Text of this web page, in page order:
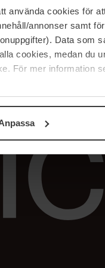
använda cookies för
annonser samt
Data som
cookies, medan du
För mer information
Edit